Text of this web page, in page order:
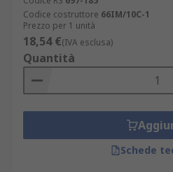
Codice costruttore 66IM/10C-1
Prezzo per 1 unità
18,54 €(IVA esclusa)
Quantità
Schede